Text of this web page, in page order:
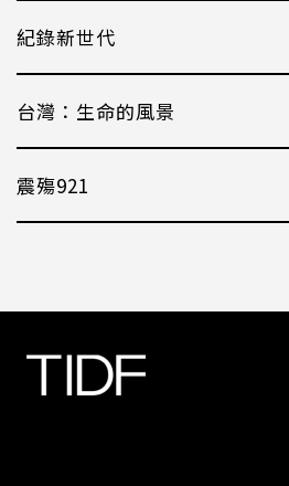
紀錄新世代
台灣：生命的風景
震殤921